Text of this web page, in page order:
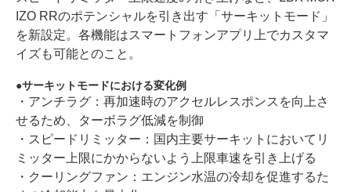
IZO RRのポテンシャルを引き出す「サーキットモード」
を新設定。各機能はスマートフォンアプリ上でカスタマ
イズも可能とのこと。
サーキットモードにおける変化例
・アンチラグ：再加速時のアクセルレスポンスを向上さ
せるため、ターボラグ低減を制御
・スピードリミッター：国内主要サーキットにおいてリ
ミッター上限にかからないよう上限車速を引き上げる
・クーリングファン：エンジン水温の冷却を促進するた